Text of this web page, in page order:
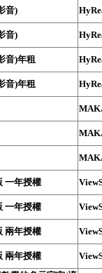
音)
音)
音)年租
音)年租
一年授權
一年授權
兩年授權
兩年授權